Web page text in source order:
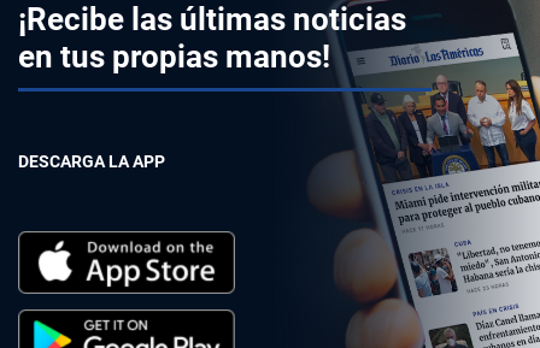
¡Recibe las últimas noticias
en tus propias manos!
DESCARGA LA APP